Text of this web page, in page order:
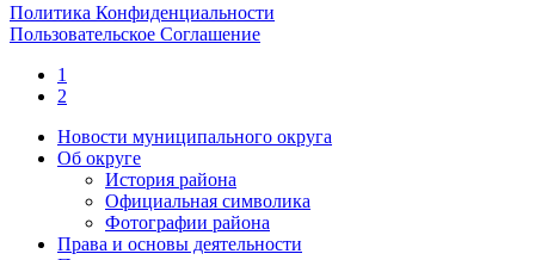
Политика Конфиденциальности
Пользовательское Соглашение
1
2
Новости муниципального округа
Об округе
История района
Официальная символика
Фотографии района
Права и основы деятельности